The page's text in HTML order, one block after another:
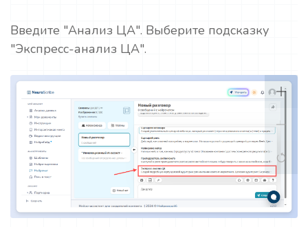
Введите "Анализ ЦА". Выберите подсказку
"Экспресс-анализ ЦА".